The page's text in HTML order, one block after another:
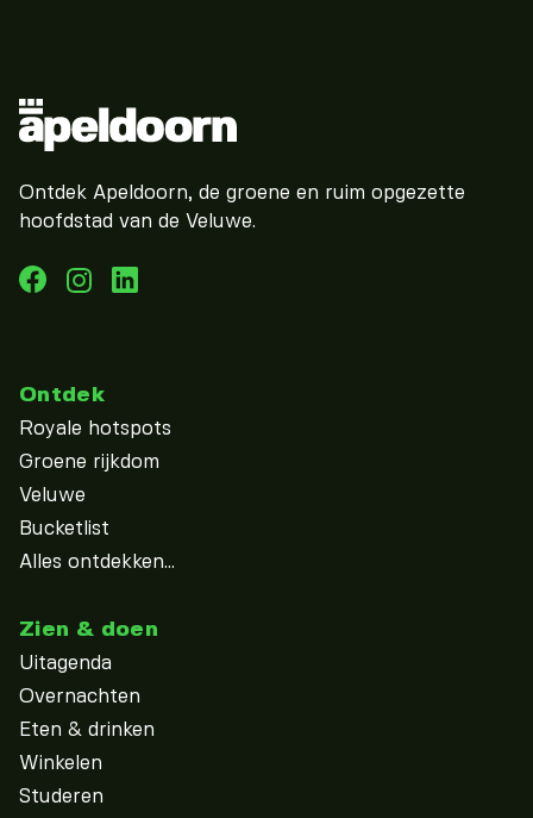
Ontdek Apeldoorn, de groene en ruim opgezette
hoofdstad van de Veluwe.
Ontdek
Royale hotspots
Groene rijkdom
Veluwe
Bucketlist
Alles ontdekken...
Zien & doen
Uitagenda
Overnachten
Eten & drinken
Winkelen
Studeren